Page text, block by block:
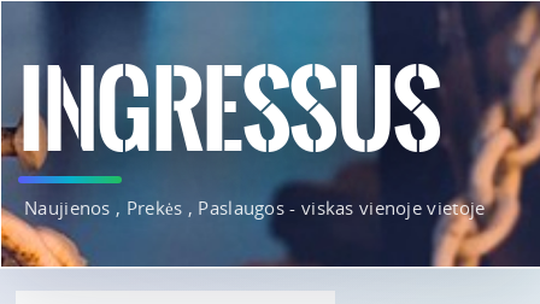
INGRESSUS
Naujienos , Prekės , Paslaugos - viskas vienoje vietoje